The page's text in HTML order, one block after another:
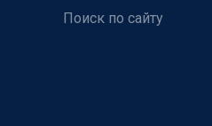
Поиск по сайту